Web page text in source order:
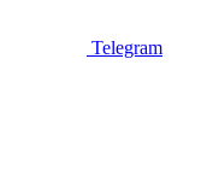
Telegram